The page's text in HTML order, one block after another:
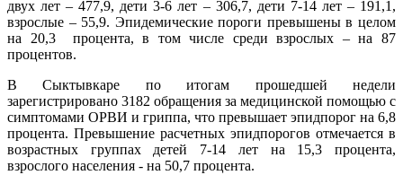
двух лет – 477,9, дети 3-6 лет – 306,7, дети 7-14 лет – 191,1,
взрослые – 55,9. Эпидемические пороги превышены в целом
на 20,3 процента, в том числе среди взрослых – на 87
процентов.
В Сыктывкаре по итогам прошедшей недели
зарегистрировано 3182 обращения за медицинской помощью с
симптомами ОРВИ и гриппа, что превышает эпидпорог на 6,8
процента. Превышение расчетных эпидпорогов отмечается в
возрастных группах детей 7-14 лет на 15,3 процента,
взрослого населения - на 50,7 процента.